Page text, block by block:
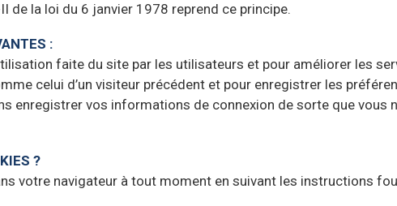
de la loi du 6 janvier 1978 reprend ce principe.
:
faite du site par les utilisateurs et pour améliorer les
celui d’un visiteur précédent et pour enregistrer les
enregistrer vos informations de connexion de sorte que vous
?
votre navigateur à tout moment en suivant les instructions